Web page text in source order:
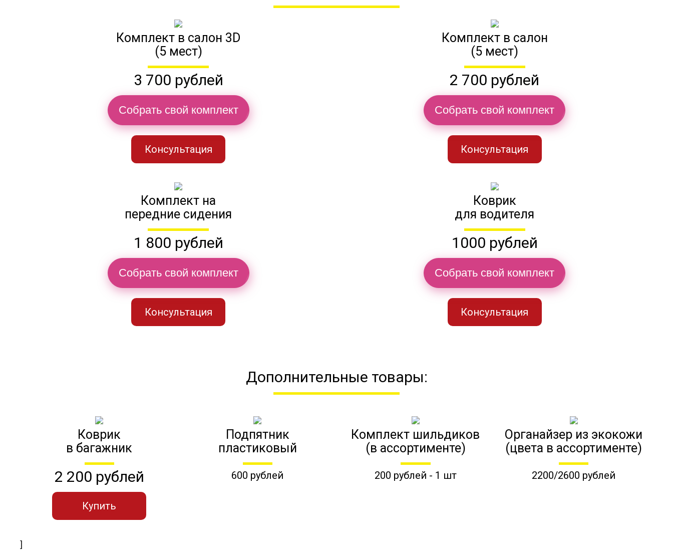
Комплект в салон 3D
(5 мест)
3 700 рублей
Собрать свой комплект
Консультация
Комплект в салон
(5 мест)
2 700 рублей
Собрать свой комплект
Консультация
Комплект на
передние сидения
1 800 рублей
Собрать свой комплект
Консультация
Коврик
для водителя
1000 рублей
Собрать свой комплект
Консультация
Дополнительные товары:
Коврик
в багажник
2 200 рублей
Купить
Подпятник
пластиковый
600 рублей
Комплект шильдиков
(в ассортименте)
200 рублей - 1 шт
Органайзер из экокожи
(цвета в ассортименте)
2200/2600 рублей
]